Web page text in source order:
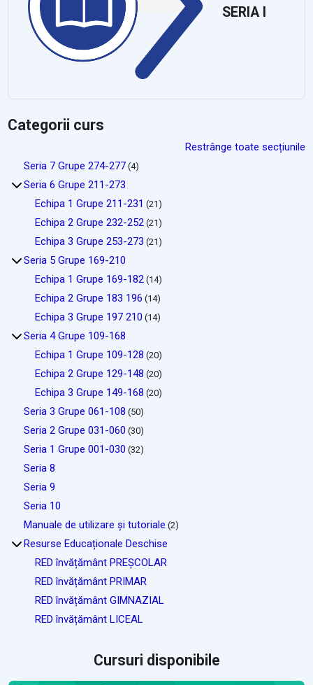
SERIA I
Categorii curs
Restrânge toate secțiunile
Seria 7 Grupe 274-277 (4)
Seria 6 Grupe 211-273
Echipa 1 Grupe 211-231 (21)
Echipa 2 Grupe 232-252 (21)
Echipa 3 Grupe 253-273 (21)
Seria 5 Grupe 169-210
Echipa 1 Grupe 169-182 (14)
Echipa 2 Grupe 183 196 (14)
Echipa 3 Grupe 197 210 (14)
Seria 4 Grupe 109-168
Echipa 1 Grupe 109-128 (20)
Echipa 2 Grupe 129-148 (20)
Echipa 3 Grupe 149-168 (20)
Seria 3 Grupe 061-108 (50)
Seria 2 Grupe 031-060 (30)
Seria 1 Grupe 001-030 (32)
Seria 8
Seria 9
Seria 10
Manuale de utilizare și tutoriale (2)
Resurse Educaționale Deschise
RED învățământ PREȘCOLAR
RED învățământ PRIMAR
RED învățământ GIMNAZIAL
RED învățământ LICEAL
Cursuri disponibile